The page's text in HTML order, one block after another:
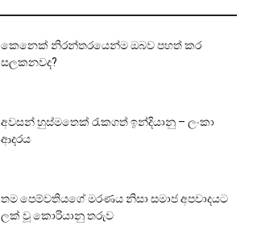
කෙනෙක් නිරන්තරයෙන්ම ඔබව පහත් කර
සලකනවද?
අවසන් හුස්මතෙක් රැකගත් ඉන්දියානු – ලංකා
ආදරය
තම පෙම්වතියගේ මරණය නිසා සමාජ අපවාදයට
ලක් වූ කොරියානු තරුව